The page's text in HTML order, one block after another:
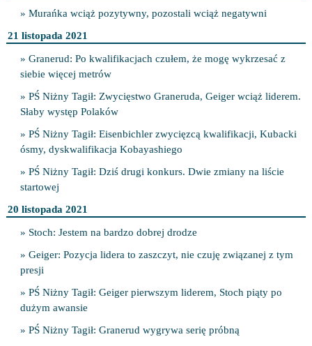
» Murańka wciąż pozytywny, pozostali wciąż negatywni
21 listopada 2021
» Granerud: Po kwalifikacjach czułem, że mogę wykrzesać z
siebie więcej metrów
» PŚ Niżny Tagił: Zwycięstwo Graneruda, Geiger wciąż liderem.
Słaby występ Polaków
» PŚ Niżny Tagił: Eisenbichler zwycięzcą kwalifikacji, Kubacki
ósmy, dyskwalifikacja Kobayashiego
» PŚ Niżny Tagił: Dziś drugi konkurs. Dwie zmiany na liście
startowej
20 listopada 2021
» Stoch: Jestem na bardzo dobrej drodze
» Geiger: Pozycja lidera to zaszczyt, nie czuję związanej z tym
presji
» PŚ Niżny Tagił: Geiger pierwszym liderem, Stoch piąty po
dużym awansie
» PŚ Niżny Tagił: Granerud wygrywa serię próbną